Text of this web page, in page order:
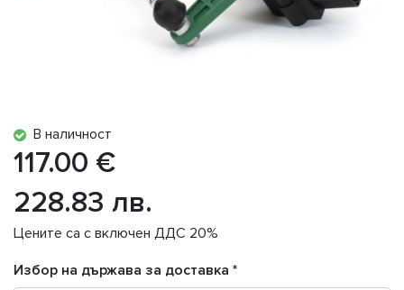
В наличност
117.00 €
228.83 лв.
Цените са с включен ДДС 20%
Избор на държава за доставка *